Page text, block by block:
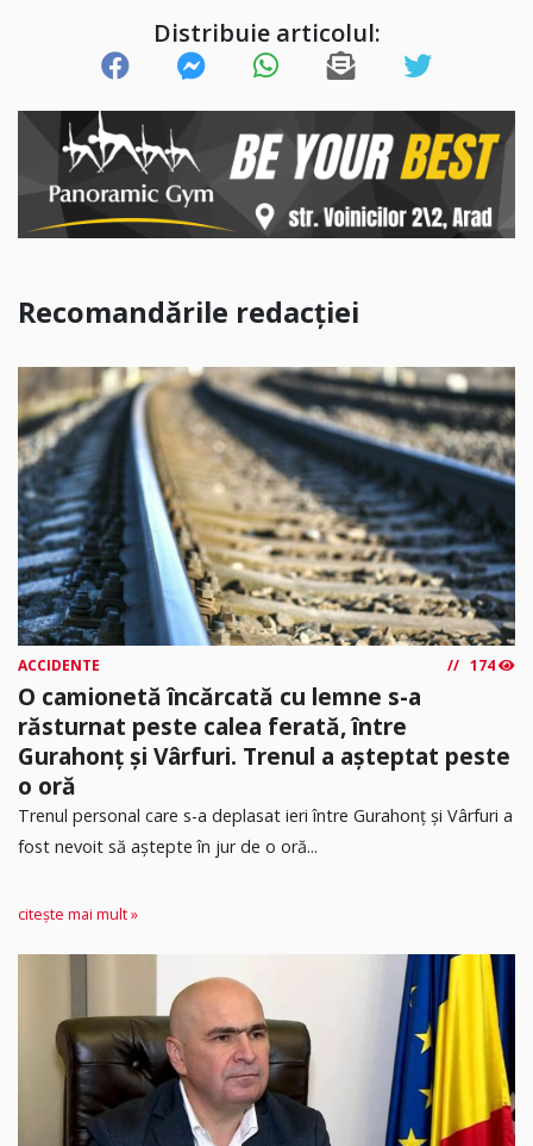
Distribuie articolul:
Recomandările redacției
ACCIDENTE 174
O camionetă încărcată cu lemne s-a
răsturnat peste calea ferată, între
Gurahonț și Vârfuri. Trenul a așteptat peste
o oră
Trenul personal care s-a deplasat ieri între Gurahonț și Vârfuri a
fost nevoit să aștepte în jur de o oră...
citește mai mult »